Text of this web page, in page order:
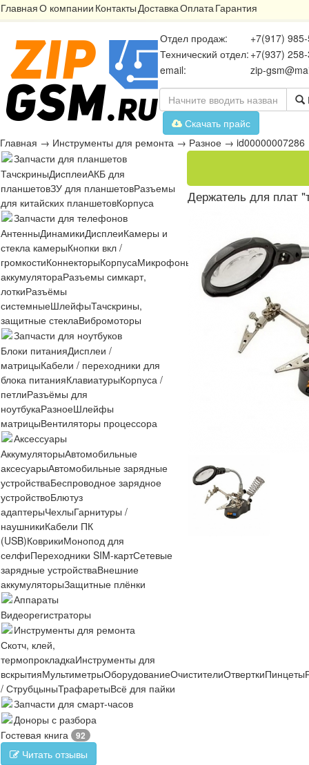
ГлавнаяО компании КонтактыДоставкаОплатаГарантия
Отдел продаж:
+7(917)
Технический отдел: +7(937)
email:
zip-
Скачать прайс
Главная → Инструменты для ремонта → Разное → id00000007286
Запчасти для планшетов
ТачскриныДисплеиАКБ для
планшетовЗУ для планшетовРазъемы
для китайских планшетовКорпуса
Запчасти для телефонов
АнтенныДинамикиДисплеиКамеры и
стекла камерыКнопки вкл /
громкостиКоннекторыКорпусаМикрофоны МикросхемыПлаты
аккумулятораРазъемы симкарт,
лоткиРазъёмы
системныеШлейфыТачскрины,
защитные стеклаВибромоторы
Запчасти для ноутбуков
Блоки питанияДисплеи /
матрицыКабели / переходники для
блока питанияКлавиатурыКорпуса /
петлиРазъёмы для
ноутбукаРазноеШлейфы
матрицыВентиляторы процессора
Аксессуары
АккумуляторыАвтомобильные
аксесуарыАвтомобильные зарядные
устройстваБеспроводное зарядное
устройствоБлютуз
адаптерыЧехлыГарнитуры /
наушникиКабели ПК
(USB)КоврикиМонопод для
селфиПереходники SIM-картСетевые
зарядные устройстваВнешние
аккумуляторыЗащитные плёнки
Аппараты
Видеорегистраторы
Инструменты для ремонта
Скотч, клей,
термопрокладкаИнструменты для
вскрытияМультиметрыОборудованиеОчистителиОтверткиПинцеты
/ СтрубцыныТрафаретыВсё для пайки
Запчасти для смарт-часов
Доноры с разбора
Гостевая книга
92
Читать отзывы
Держатель для плат